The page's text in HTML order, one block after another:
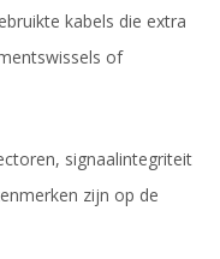
kabels die extra
of
signaalintegriteit
zijn op de